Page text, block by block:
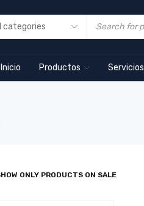
Inicio Productos Servicios
ONLY PRODUCTS ON SALE